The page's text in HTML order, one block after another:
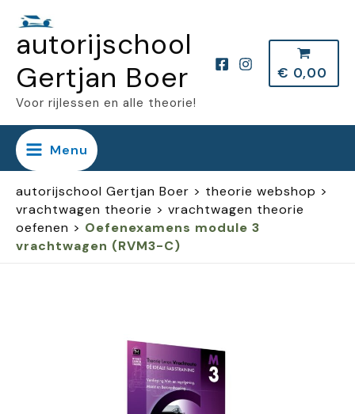
naarautorijschool
Gertjan Boer
Voor rijlessen en alle theorie!
€ 0,00
Menu
autorijschool Gertjan Boer > theorie webshop >
vrachtwagen theorie > vrachtwagen theorie
oefenen > Oefenexamens module 3
vrachtwagen (RVM3-C)